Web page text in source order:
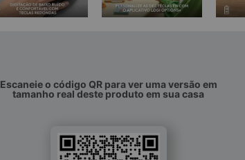
Escaneie o código QR para ver uma versão em
tamanho real deste produto em sua casa